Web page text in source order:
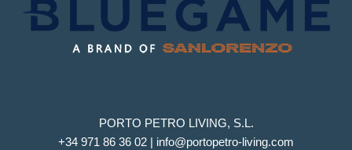
PORTO PETRO LIVING, S.L.
+34 971 86 36 02 | info@portopetro-living.com